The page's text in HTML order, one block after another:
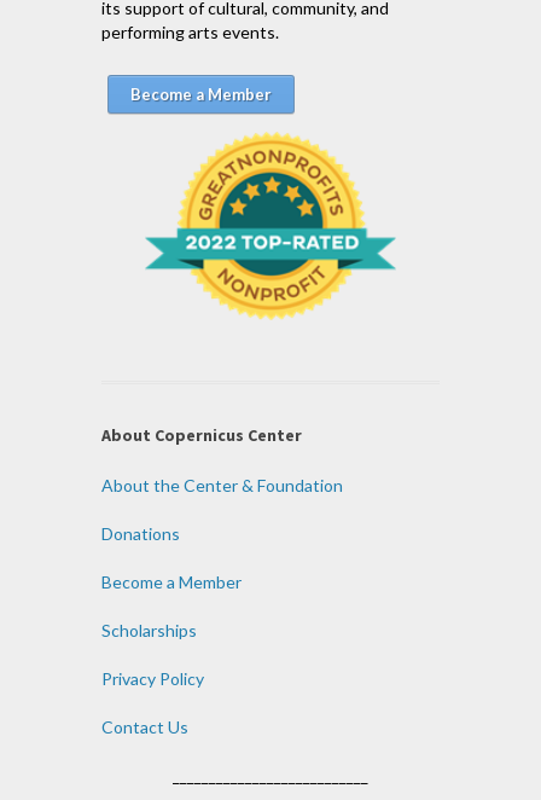
its support of cultural, community, and
performing arts events.
Become a Member
About Copernicus Center
About the Center & Foundation
Donations
Become a Member
Scholarships
Privacy Policy
Contact Us